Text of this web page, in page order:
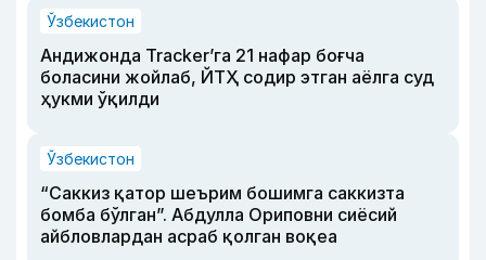
Ўзбекистон
Андижонда Tracker’га 21 нафар боғча
боласини жойлаб, ЙТҲ содир этган аёлга суд
ҳукми ўқилди
Ўзбекистон
“Саккиз қатор шеърим бошимга саккизта
бомба бўлган”. Абдулла Ориповни сиёсий
айбловлардан асраб қолган воқеа